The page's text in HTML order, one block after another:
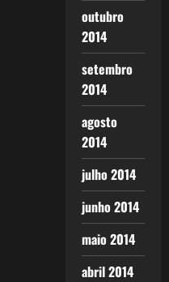
outubro
2014
setembro
2014
agosto
2014
julho 2014
junho 2014
maio 2014
abril 2014